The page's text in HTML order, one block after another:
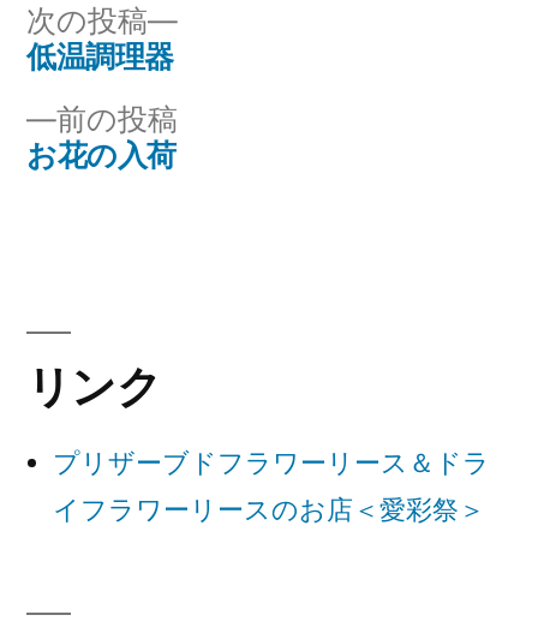
投
稿
ナ
ー
シ
ョ
前の投稿
お花の入荷
次の投稿
次
低温調理器
リンク
プリザーブドフラワーリース＆ドラ
イフラワーリースのお店＜愛彩祭＞